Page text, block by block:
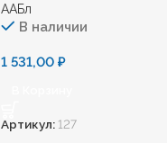
ААБл
В наличии
1 531,00 ₽
Артикул: 127